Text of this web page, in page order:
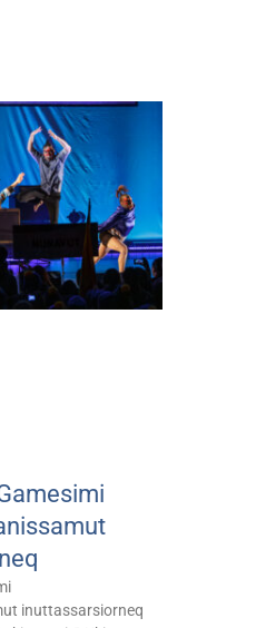
inuttassarsiorneq